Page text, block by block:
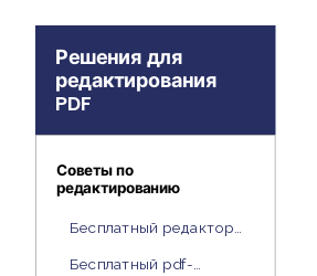
PDF
Решения для
редактирования
PDF
Советы по
редактированию
Бесплатный редактор
Бесплатный pdf-